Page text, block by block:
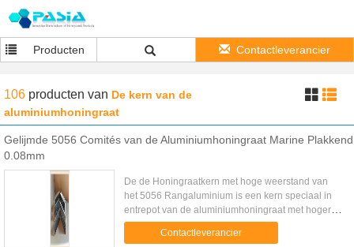
Producten Contactleverancier
106 producten van De kern van de
aluminiumhoningraat
Gelijmde 5056 Comités van de Aluminiumhoningraat Marine Plakkend
0.08mm
De de Honingraatkern met hoge weerstand van
het 5056 Rangaluminium is een kern speciaal in
entrepot van de aluminiumhoningraat met hogere
mechanische prestaties en het betere bezit van de
corrosieweerstand. ...
Contactleverancier